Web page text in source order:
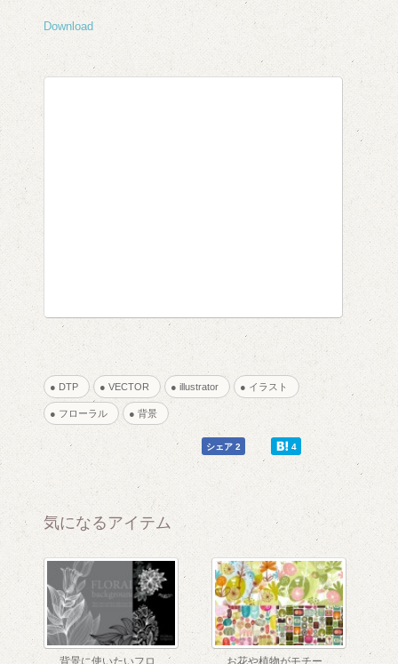
Download
● DTP ● VECTOR ● illustrator ● イラスト
● フローラル ● 背景
シェア 2 4
気になるアイテム
背景に使いたいフロ... お花や植物がモチー...